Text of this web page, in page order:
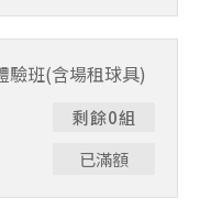
團體運動樂趣！ 如
如期舉行，POA將視
後，如因天候因素
退費，請參閱【報名
意上述規則。
驗班(含場租球具)
剩餘0組
已滿額